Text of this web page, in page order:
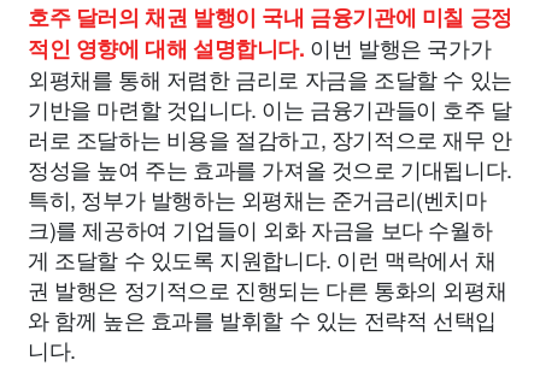
호주 달러의 채권 발행이 국내 금융기관에 미칠 긍정
적인 영향에 대해 설명합니다. 이번 발행은 국가가
외평채를 통해 저렴한 금리로 자금을 조달할 수 있는
기반을 마련할 것입니다. 이는 금융기관들이 호주 달
러로 조달하는 비용을 절감하고, 장기적으로 재무 안
정성을 높여 주는 효과를 가져올 것으로 기대됩니다.
특히, 정부가 발행하는 외평채는 준거금리(벤치마
크)를 제공하여 기업들이 외화 자금을 보다 수월하
게 조달할 수 있도록 지원합니다. 이런 맥락에서 채
권 발행은 정기적으로 진행되는 다른 통화의 외평채
와 함께 높은 효과를 발휘할 수 있는 전략적 선택입
니다.